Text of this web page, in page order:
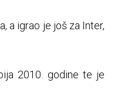
a igrao je još za Inter,
2010. godine te je